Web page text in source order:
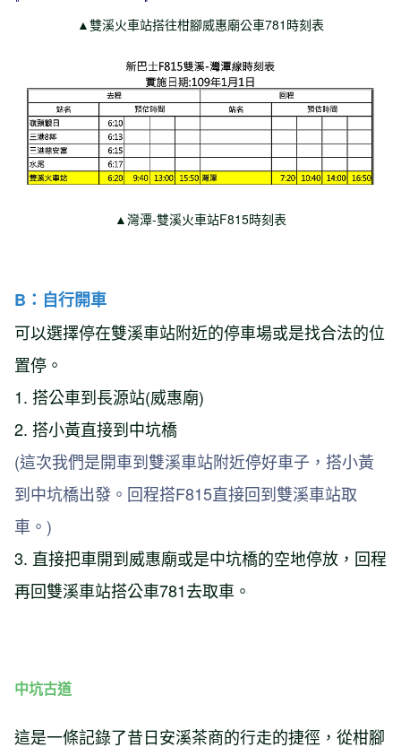
▲雙溪火車站搭往柑腳威惠廟公車781時刻表
▲灣潭-雙溪火車站F815時刻表
B：自行開車
可以選擇停在雙溪車站附近的停車場或是找合法的位
置停。
1. 搭公車到長源站(威惠廟)
2. 搭小黃直接到中坑橋
(這次我們是開車到雙溪車站附近停好車子，搭小黃
到中坑橋出發。回程搭F815直接回到雙溪車站取
車。)
3. 直接把車開到威惠廟或是中坑橋的空地停放，回程
再回雙溪車站搭公車781去取車。
中坑古道
這是一條記錄了昔日安溪茶商的行走的捷徑，從柑腳